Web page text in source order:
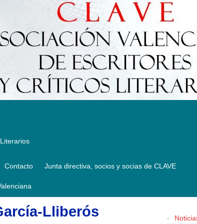
Contacto Junta directiva, socios y socias de CLAVE
Lliberós